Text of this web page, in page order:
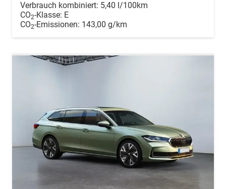
Verbrauch kombiniert: 5,40 l/100km
CO2-Klasse: E
CO2-Emissionen: 143,00 g/km